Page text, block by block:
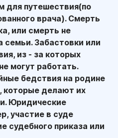
для путешествия(по
врача). Смерть
или смерть не
Забастовки или
из - за которых
могут работать.
бедствия на родине
которые делают их
Юридические
участие в суде
судебного приказа или